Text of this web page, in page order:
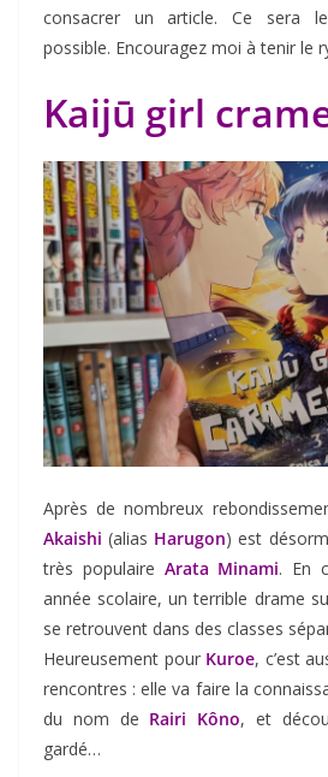
consacrer un article. Ce sera
possible. Encouragez moi à tenir le
Kaijū girl
Après de nombreux
Akaishi (alias Harugon) est
très populaire Arata Minami. En
année scolaire, un terrible drame
se retrouvent dans des classes
Heureusement pour Kuroe, c’est
rencontres : elle va faire la
du nom de Rairi Kôno, et
gardé…